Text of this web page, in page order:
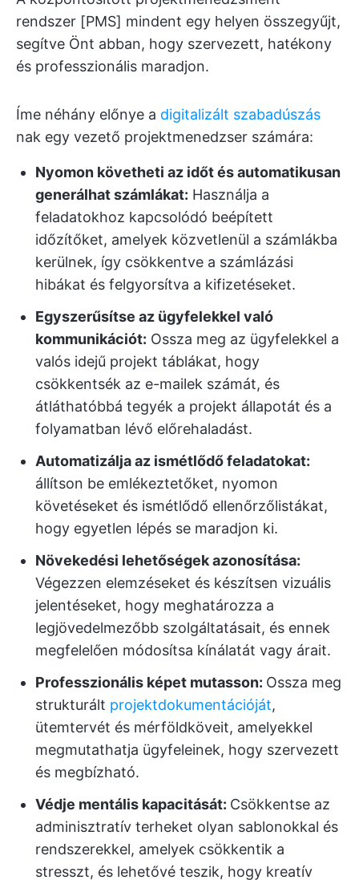
rendszer [PMS] mindent egy helyen összegyűjt,
segítve Önt abban, hogy szervezett, hatékony
és professzionális maradjon.
Íme néhány előnye a digitalizált szabadúszás
nak egy vezető projektmenedzser számára:
Nyomon követheti az időt és automatikusan
generálhat számlákat: Használja a
feladatokhoz kapcsolódó beépített
időzítőket, amelyek közvetlenül a számlákba
kerülnek, így csökkentve a számlázási
hibákat és felgyorsítva a kifizetéseket.
Egyszerűsítse az ügyfelekkel való
kommunikációt: Ossza meg az ügyfelekkel a
valós idejű projekt táblákat, hogy
csökkentsék az e-mailek számát, és
átláthatóbbá tegyék a projekt állapotát és a
folyamatban lévő előrehaladást.
Automatizálja az ismétlődő feladatokat:
állítson be emlékeztetőket, nyomon
követéseket és ismétlődő ellenőrzőlistákat,
hogy egyetlen lépés se maradjon ki.
Növekedési lehetőségek azonosítása:
Végezzen elemzéseket és készítsen vizuális
jelentéseket, hogy meghatározza a
legjövedelmezőbb szolgáltatásait, és ennek
megfelelően módosítsa kínálatát vagy árait.
Professzionális képet mutasson: Ossza meg
strukturált projektdokumentációját,
ütemtervét és mérföldköveit, amelyekkel
megmutathatja ügyfeleinek, hogy szervezett
és megbízható.
Védje mentális kapacitását: Csökkentse az
adminisztratív terheket olyan sablonokkal és
rendszerekkel, amelyek csökkentik a
stresszt, és lehetővé teszik, hogy kreatív